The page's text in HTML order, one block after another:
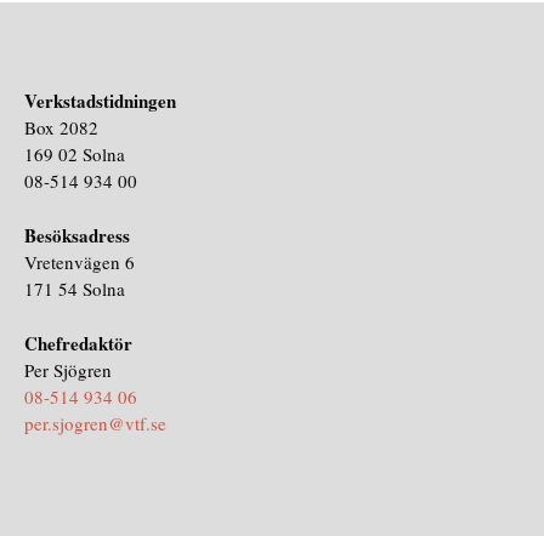
Verkstadstidningen
Box 2082
169 02 Solna
08-514 934 00
Besöksadress
Vretenvägen 6
171 54 Solna
Chefredaktör
Per Sjögren
08-514 934 06
per.sjogren@vtf.se